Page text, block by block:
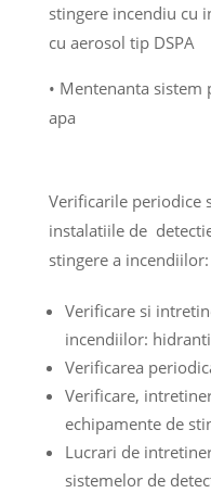
stingere incendiu cu
cu aerosol tip DSPA
• Mentenanta sistem
apa
Verificarile periodice
instalatiile de
stingere a incendiilor:
Verificare si
incendiilor:
Verificarea
Verificare,
echipamente de
Lucrari de
sistemelor de